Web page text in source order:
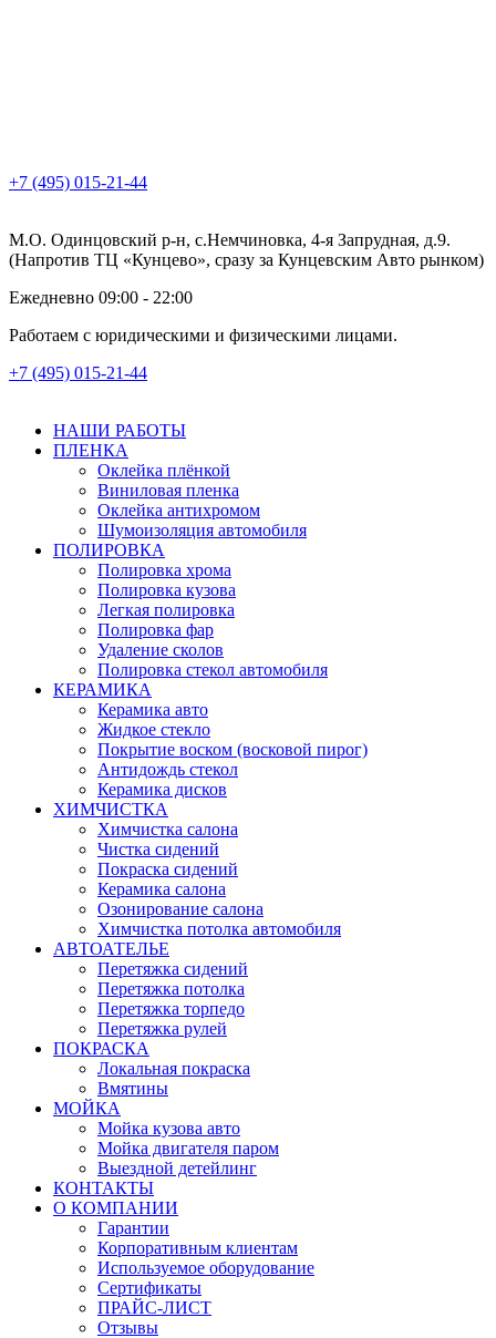
+7 (495) 015-21-44
М.О. Одинцовский р-н, с.Немчиновка, 4-я Запрудная, д.9.
(Напротив ТЦ «Кунцево», сразу за Кунцевским Авто рынком)
Ежедневно 09:00 - 22:00
Работаем с юридическими и физическими лицами.
+7 (495) 015-21-44
НАШИ РАБОТЫ
ПЛЕНКА
Оклейка плёнкой
Виниловая пленка
Оклейка антихромом
Шумоизоляция автомобиля
ПОЛИРОВКА
Полировка хрома
Полировка кузова
Легкая полировка
Полировка фар
Удаление сколов
Полировка стекол автомобиля
КЕРАМИКА
Керамика авто
Жидкое стекло
Покрытие воском (восковой пирог)
Антидождь стекол
Керамика дисков
ХИМЧИСТКА
Химчистка салона
Чистка сидений
Покраска сидений
Керамика салона
Озонирование салона
Химчистка потолка автомобиля
АВТОАТЕЛЬЕ
Перетяжка сидений
Перетяжка потолка
Перетяжка торпедо
Перетяжка рулей
ПОКРАСКА
Локальная покраска
Вмятины
МОЙКА
Мойка кузова авто
Мойка двигателя паром
Выездной детейлинг
КОНТАКТЫ
О КОМПАНИИ
Гарантии
Корпоративным клиентам
Используемое оборудование
Сертификаты
ПРАЙС-ЛИСТ
Отзывы